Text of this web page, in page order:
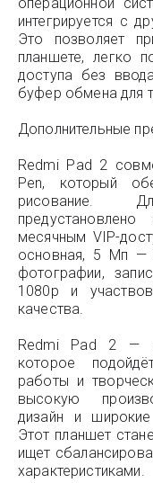
интегрируется с
Это позволяет
планшете, легко
доступа без
буфер обмена для
Дополнительные
Redmi Pad 2
Pen, который
рисование.
месячным VIP-
основная, 5 Мп —
фотографии,
1080p и
качества.
Redmi Pad 2 —
которое
работы и
высокую
дизайн и
Этот планшет
ищет
характеристиками.